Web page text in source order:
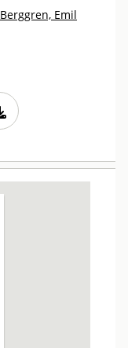
Berggren, Emil